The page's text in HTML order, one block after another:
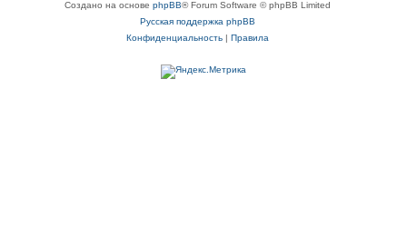
Создано на основеphpBB® Forum Software © phpBB Limited
Русская поддержка phpBB
Конфиденциальность
Правила